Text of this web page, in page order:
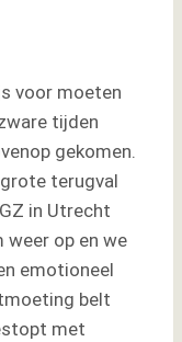
voor moeten
tijden
gekomen.
grote terugval
in Utrecht
weer op en we
emotioneel
belt
met